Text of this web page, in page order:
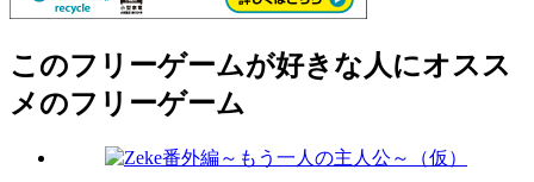
このフリーゲームが好きな人にオスス
メのフリーゲーム